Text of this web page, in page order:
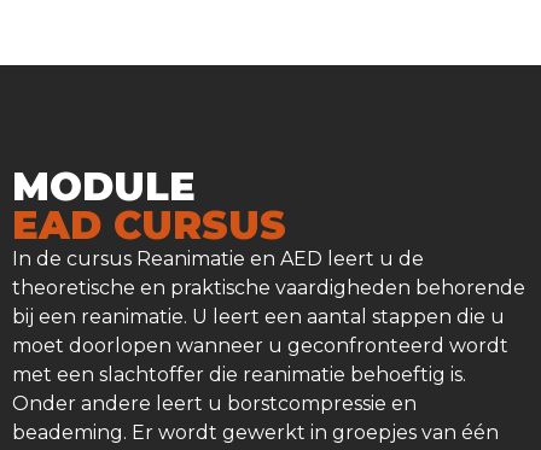
MODULE
EAD CURSUS
In de cursus Reanimatie en AED leert u de
theoretische en praktische vaardigheden behorende
bij een reanimatie. U leert een aantal stappen die u
moet doorlopen wanneer u geconfronteerd wordt
met een slachtoffer die reanimatie behoeftig is.
Onder andere leert u borstcompressie en
beademing. Er wordt gewerkt in groepjes van één